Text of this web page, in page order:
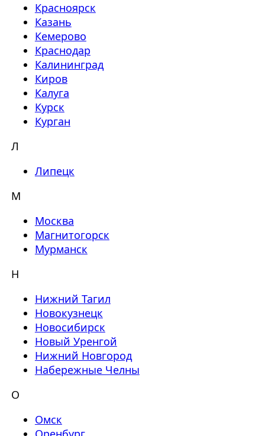
Красноярск
Казань
Кемерово
Краснодар
Калининград
Киров
Калуга
Курск
Курган
Л
Липецк
М
Москва
Магнитогорск
Мурманск
Н
Нижний Тагил
Новокузнецк
Новосибирск
Новый Уренгой
Нижний Новгород
Набережные Челны
О
Омск